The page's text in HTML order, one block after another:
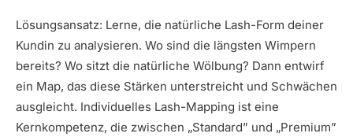
Lösungsansatz: Lerne, die natürliche Lash-Form deiner
Kundin zu analysieren. Wo sind die längsten Wimpern
bereits? Wo sitzt die natürliche Wölbung? Dann entwirf
ein Map, das diese Stärken unterstreicht und Schwächen
ausgleicht. Individuelles Lash-Mapping ist eine
Kernkompetenz, die zwischen „Standard” und „Premium”